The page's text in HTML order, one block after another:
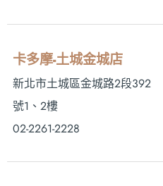
卡多摩-土城金城店
新北市土城區金城路2段392
號1、2樓
02-2261-2228